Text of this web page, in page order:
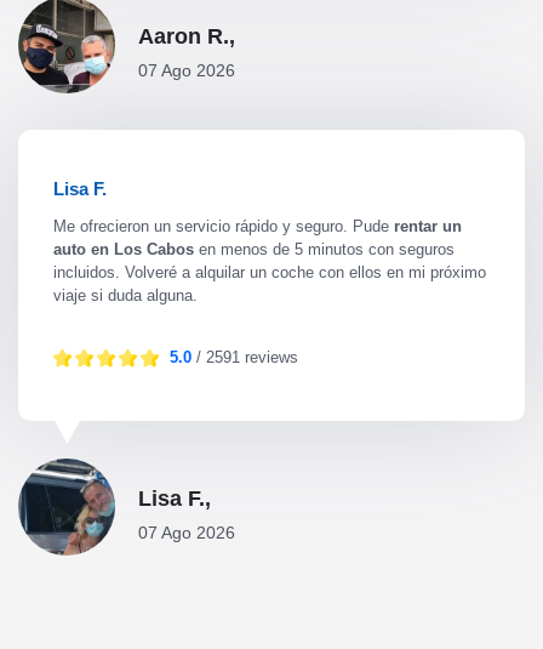
Aaron R.,
07 Ago 2026
Lisa F.
Me ofrecieron un servicio rápido y seguro. Pude rentar un
auto en Los Cabos en menos de 5 minutos con seguros
incluidos. Volveré a alquilar un coche con ellos en mi próximo
viaje si duda alguna.
5.0 / 2591 reviews
Lisa F.,
07 Ago 2026